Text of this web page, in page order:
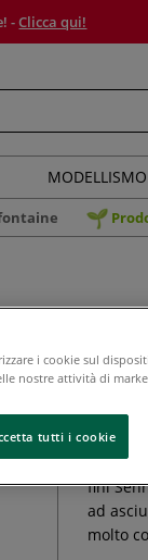
-Clicca qui!
MODELLISMO
L'olio di
fini
ad
molto
i cookie sul
nostre attività di
tutti i cookie